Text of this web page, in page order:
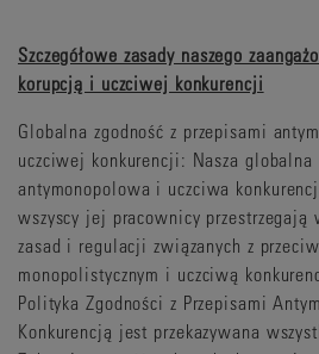
Szczegółowe zasady naszego
korupcją i uczciwej konkurencji
Globalna zgodność z przepisami
uczciwej konkurencji: Nasza globalna
antymonopolowa i uczciwa
wszyscy jej pracownicy przestrzegają
zasad i regulacji związanych z
monopolistycznym i uczciwą
Polityka Zgodności z Przepisami
Konkurencją jest przekazywana